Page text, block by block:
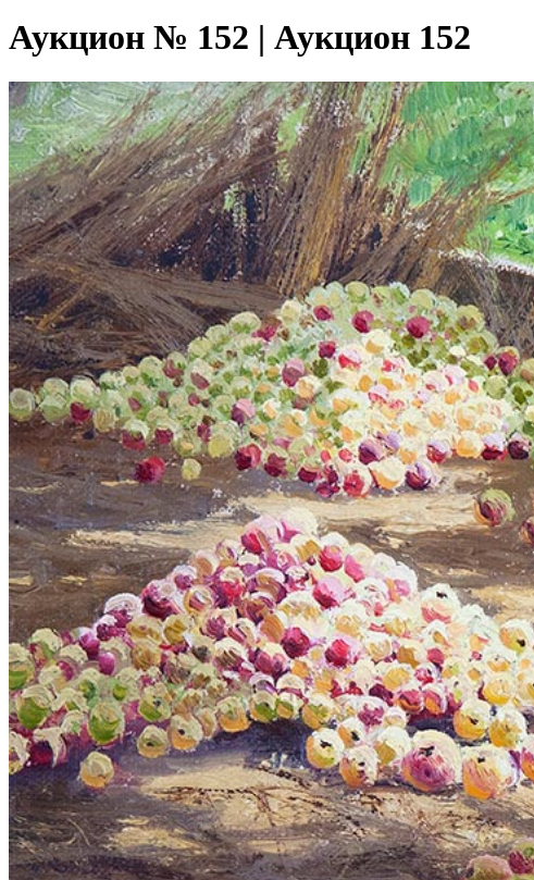
Аукцион № 152 | Аукцион 152